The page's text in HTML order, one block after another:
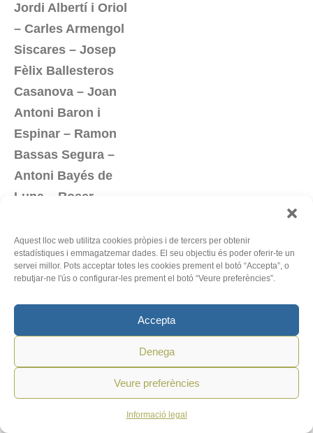
Aquest lloc web utilitza cookies pròpies i de tercers per obtenir
estadístiques i emmagatzemar dades. El seu objectiu és poder oferir-te un
servei millor. Pots acceptar totes les cookies prement el botó “Accepta”, o
rebutjar-ne l'ús o configurar-les prement el botó “Veure preferències”.
Accepta
Denega
Veure preferències
Informació legal
Jordi Albertí i Oriol
– Carles Armengol
Siscares – Josep
Fèlix Ballesteros
Casanova – Joan
Antoni Baron i
Espinar – Ramon
Bassas Segura –
Antoni Bayés de
Luna – Roser
Miquel Calsina –
Santiago Camós –
Josep Maria
Carbonell Abelló –
Bassols – Alfons
Collado i Rafi
Cáceres – Antoni